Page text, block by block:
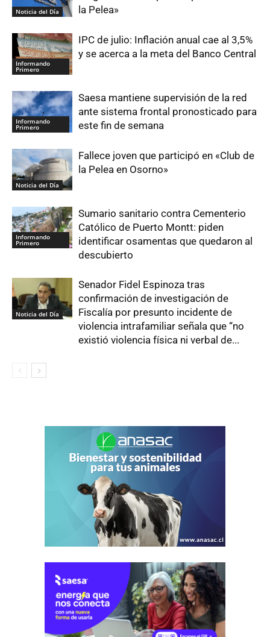
Noticia del Día
la Pelea»
Informando
Primero
IPC de julio: Inflación anual cae al 3,5%
y se acerca a la meta del Banco Central
Informando
Primero
Saesa mantiene supervisión de la red
ante sistema frontal pronosticado para
este fin de semana
Noticia del Día
Fallece joven que participó en «Club de
la Pelea en Osorno»
Informando
Primero
Sumario sanitario contra Cementerio
Católico de Puerto Montt: piden
identificar osamentas que quedaron al
descubierto
Noticia del Día
Senador Fidel Espinoza tras
confirmación de investigación de
Fiscalía por presunto incidente de
violencia intrafamiliar señala que “no
existió violencia física ni verbal de...